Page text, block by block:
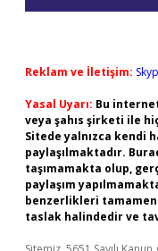
Reklam ve İletişim:
Yasal Uyarı: Bu
veya şahıs şirketi ile
Sitede yalnızca kendi
paylaşılmaktadır.
taşımamakta olup,
paylaşım
benzerlikleri
taslak halindedir ve